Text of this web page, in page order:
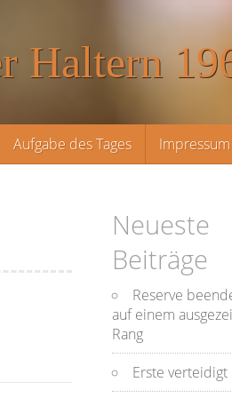
Haltern
Aufgabe des Tages Impressum
Neueste
Beiträge
Reserve
auf einem
Rang
Erste verteidigt